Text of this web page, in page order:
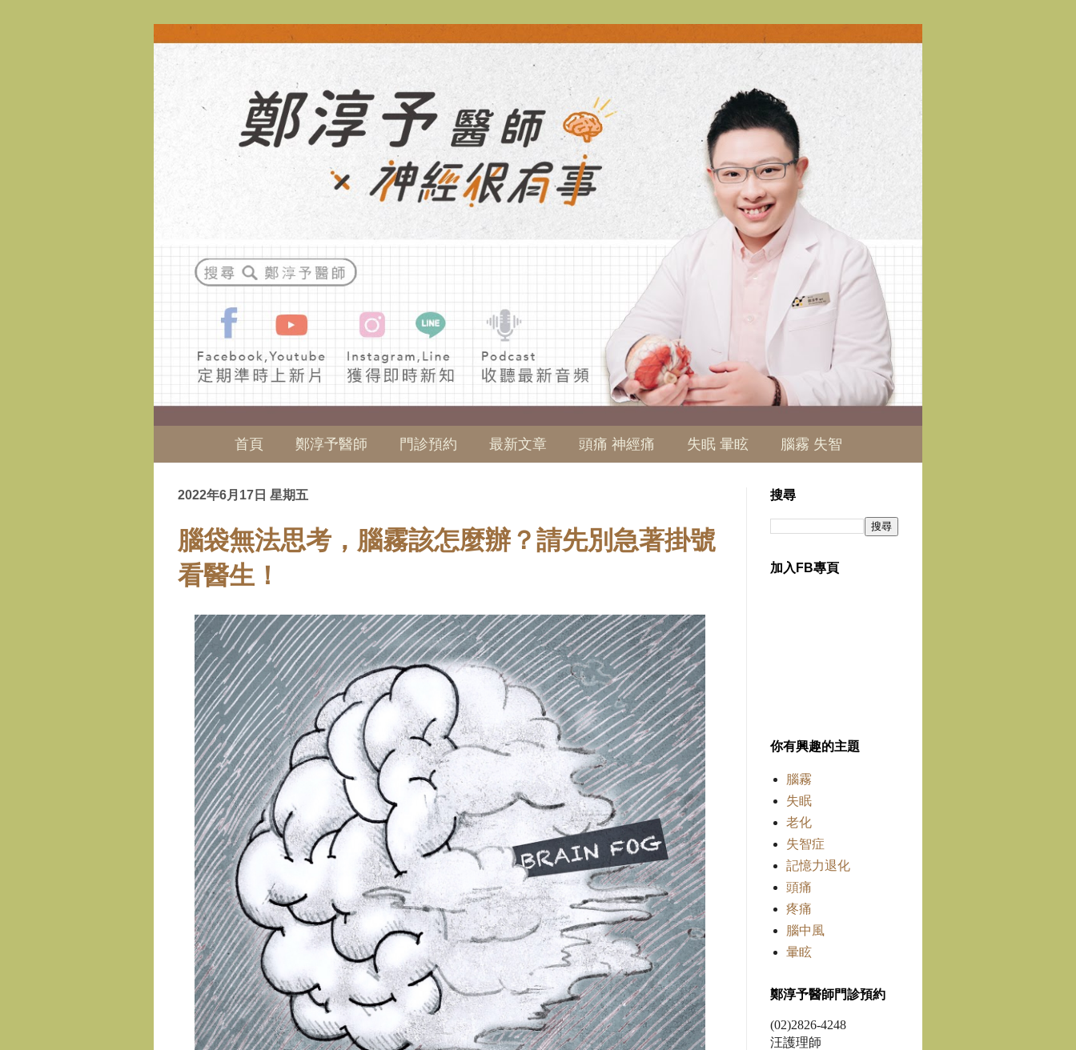
首頁 鄭淳予醫師 門診預約 最新文章 頭痛 神經痛 失眠 暈眩 腦霧 失智
2022年6月17日 星期五
腦袋無法思考，腦霧該怎麼辦？請先別急著掛號
看醫生！
搜尋
加入FB專頁
你有興趣的主題
腦霧
失眠
老化
失智症
記憶力退化
頭痛
疼痛
腦中風
暈眩
鄭淳予醫師門診預約
(02)2826-4248
汪護理師